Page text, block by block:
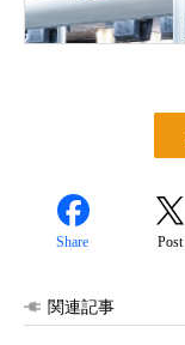
Share Post
関連記事